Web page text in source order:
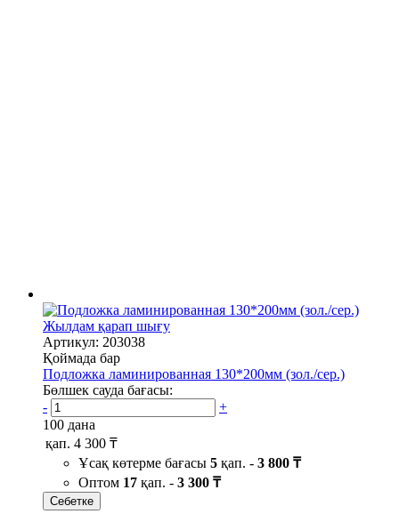
Жылдам қарап шығу
Артикул: 203038
Қоймада бар
Подложка ламинированная 130*200мм (зол./сер.)
Бөлшек сауда бағасы:
-
+
100 дана
қап. 4 300 ₸
Ұсақ көтерме бағасы 5 қап. - 3 800 ₸
Оптом 17 қап. - 3 300 ₸
Себетке